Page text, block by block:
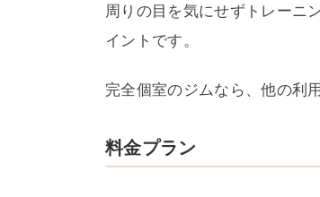
周りの目を気にせずトレーニ
イントです。
完全個室のジムなら、他の利
料金プラン